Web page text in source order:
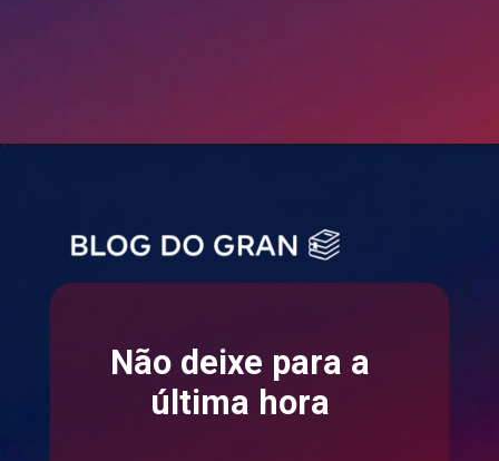
Não deixe para a
última hora